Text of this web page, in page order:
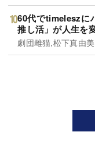
60代でtimeleszに
推し活」が人生を
劇団雌猫,松下真由美